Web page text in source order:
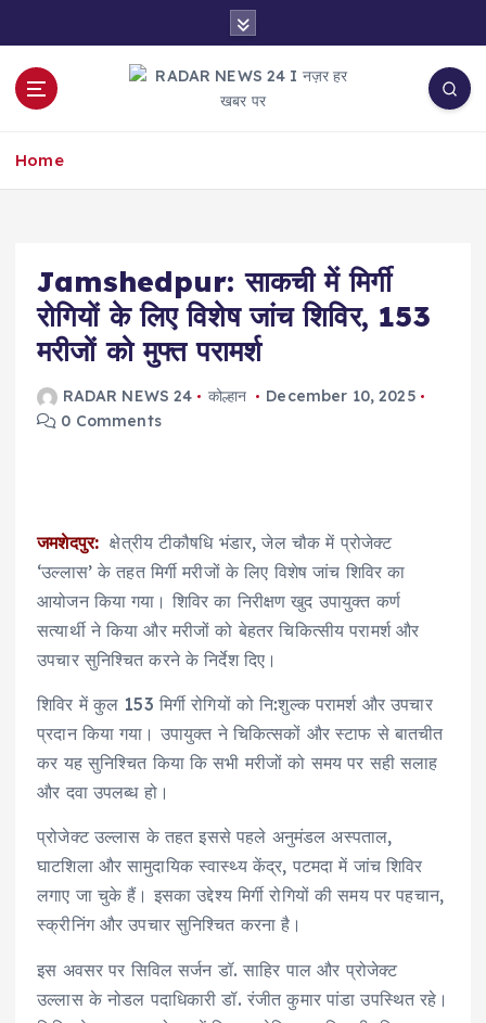
o
Home
Jamshedpur: साकची में मिर्गी
रोगियों के लिए विशेष जांच शिविर, 153
मरीजों को मुफ्त परामर्श
RADAR NEWS 24 कोल्हान
December 10, 2025
0 Comments
जमशेदपुर: क्षेत्रीय टीकौषधि भंडार, जेल चौक में प्रोजेक्ट
‘उल्लास’ के तहत मिर्गी मरीजों के लिए विशेष जांच शिविर का
आयोजन किया गया। शिविर का निरीक्षण खुद उपायुक्त कर्ण
सत्यार्थी ने किया और मरीजों को बेहतर चिकित्सीय परामर्श और
उपचार सुनिश्चित करने के निर्देश दिए।
शिविर में कुल 153 मिर्गी रोगियों को नि:शुल्क परामर्श और उपचार
प्रदान किया गया। उपायुक्त ने चिकित्सकों और स्टाफ से बातचीत
कर यह सुनिश्चित किया कि सभी मरीजों को समय पर सही सलाह
और दवा उपलब्ध हो।
प्रोजेक्ट उल्लास के तहत इससे पहले अनुमंडल अस्पताल,
घाटशिला और सामुदायिक स्वास्थ्य केंद्र, पटमदा में जांच शिविर
लगाए जा चुके हैं। इसका उद्देश्य मिर्गी रोगियों की समय पर पहचान,
स्क्रीनिंग और उपचार सुनिश्चित करना है।
इस अवसर पर सिविल सर्जन डॉ. साहिर पाल और प्रोजेक्ट
उल्लास के नोडल पदाधिकारी डॉ. रंजीत कुमार पांडा उपस्थित रहे।